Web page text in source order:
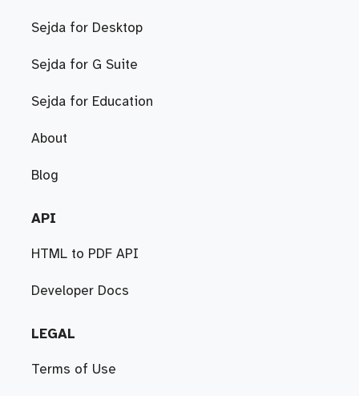
Sejda for Desktop
Sejda for G Suite
Sejda for Education
About
Blog
API
HTML to PDF API
Developer Docs
LEGAL
Terms of Use